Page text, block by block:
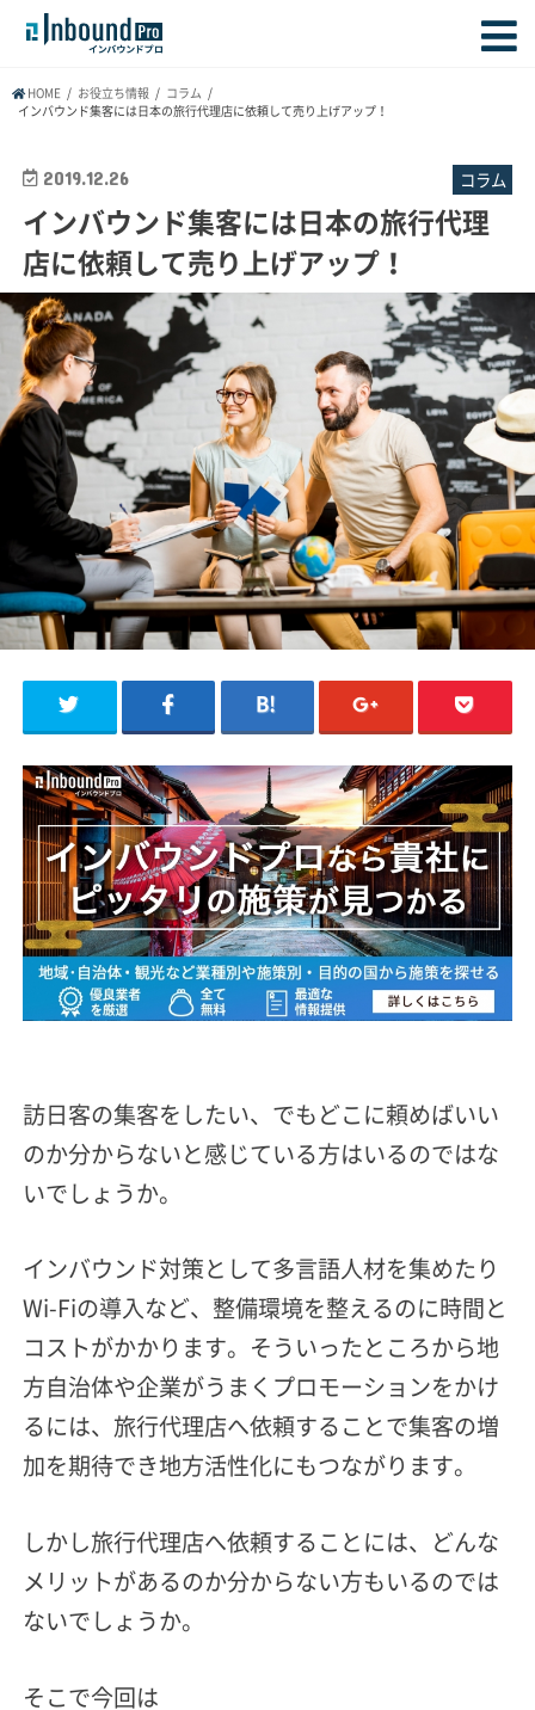
HOME お役立ち情報
コラム
インバウンド集客には日本の旅行代理店に依頼して売り上げアップ！
コラム
2019.12.26
インバウンド集客には日本の旅行代理
店に依頼して売り上げアップ！
訪日客の集客をしたい、でもどこに頼めばいい
のか分からないと感じている方はいるのではな
いでしょうか。
インバウンド対策として多言語人材を集めたり
Wi-Fiの導入など、整備環境を整えるのに時間と
コストがかかります。そういったところから地
方自治体や企業がうまくプロモーションをかけ
るには、旅行代理店へ依頼することで集客の増
加を期待でき地方活性化にもつながります。
しかし旅行代理店へ依頼することには、どんな
メリットがあるのか分からない方もいるのでは
ないでしょうか。
そこで今回は